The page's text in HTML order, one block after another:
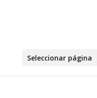
Seleccionar página